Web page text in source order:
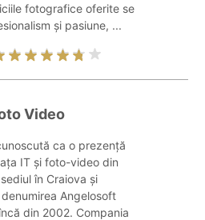
fotografice oferite se
și pasiune, ...
Video
ca o prezență
IT și foto-video din
în Craiova și
Angelosoft
din 2002. Compania